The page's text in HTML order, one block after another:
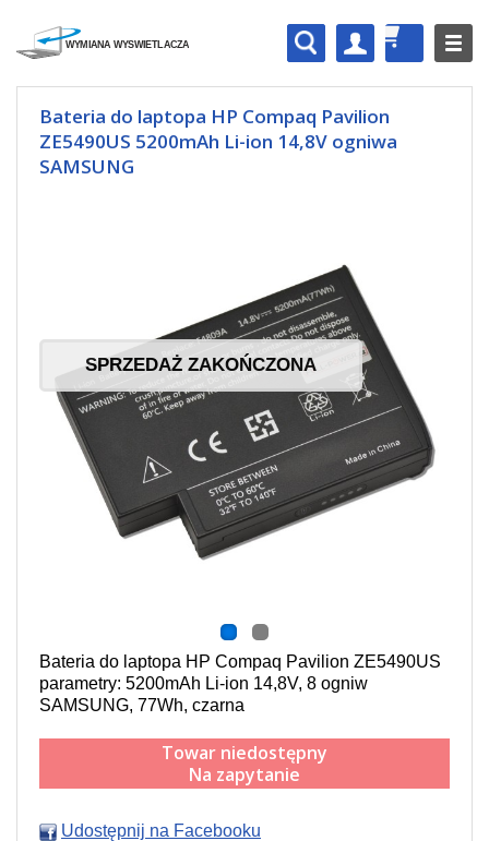
Bateria do laptopa HP Compaq Pavilion
ZE5490US 5200mAh Li-ion 14,8V ogniwa
SAMSUNG
SPRZEDAŻ ZAKOŃCZONA
Bateria do laptopa HP Compaq Pavilion ZE5490US
parametry: 5200mAh Li-ion 14,8V, 8 ogniw
SAMSUNG, 77Wh, czarna
Towar niedostępny
Na zapytanie
Udostępnij na Facebooku